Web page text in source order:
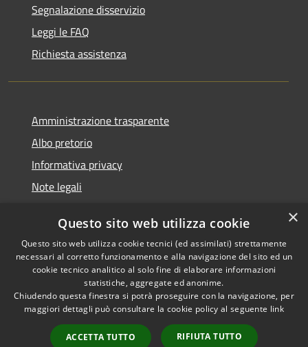
Segnalazione disservizio
Leggi le FAQ
Richiesta assistenza
Amministrazione trasparente
Albo pretorio
Informativa privacy
Note legali
Piano di miglioramento del sito
RSS
Accessibilità
Copyright © 2026 • Comune di
Casalgrande • Powered by
Municipium•
Accesso
×
Questo sito web utilizza cookie
Questo sito web utilizza cookie tecnici (ed assimilati) strettamente
necessari al corretto funzionamento e alla navigazione del sito ed un
cookie tecnico analitico al solo fine di elaborare informazioni
statistiche, aggregate ed anonime.
Chiudendo questa finestra si potrà proseguire con la navigazione, per
maggiori dettagli può consultare la cookie policy al seguente link
ACCETTA TUTTO RIFIUTA TUTTO